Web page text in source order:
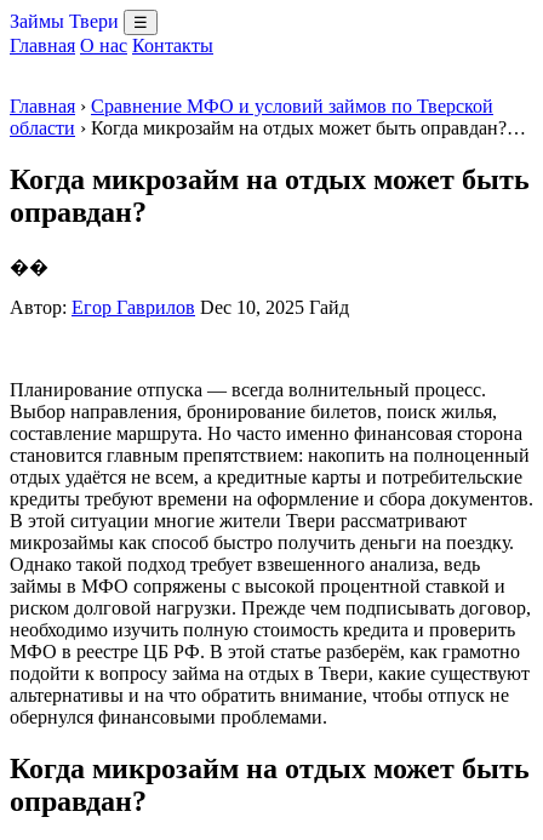
Займы Твери ☰
Главная О нас Контакты
Главная › Сравнение МФО и условий займов по Тверской
области › Когда микрозайм на отдых может быть оправдан?…
Когда микрозайм на отдых может быть
оправдан?
��
Автор: Егор Гаврилов Dec 10, 2025 Гайд
Планирование отпуска — всегда волнительный процесс.
Выбор направления, бронирование билетов, поиск жилья,
составление маршрута. Но часто именно финансовая сторона
становится главным препятствием: накопить на полноценный
отдых удаётся не всем, а кредитные карты и потребительские
кредиты требуют времени на оформление и сбора документов.
В этой ситуации многие жители Твери рассматривают
микрозаймы как способ быстро получить деньги на поездку.
Однако такой подход требует взвешенного анализа, ведь
займы в МФО сопряжены с высокой процентной ставкой и
риском долговой нагрузки. Прежде чем подписывать договор,
необходимо изучить полную стоимость кредита и проверить
МФО в реестре ЦБ РФ. В этой статье разберём, как грамотно
подойти к вопросу займа на отдых в Твери, какие существуют
альтернативы и на что обратить внимание, чтобы отпуск не
обернулся финансовыми проблемами.
Когда микрозайм на отдых может быть
оправдан?